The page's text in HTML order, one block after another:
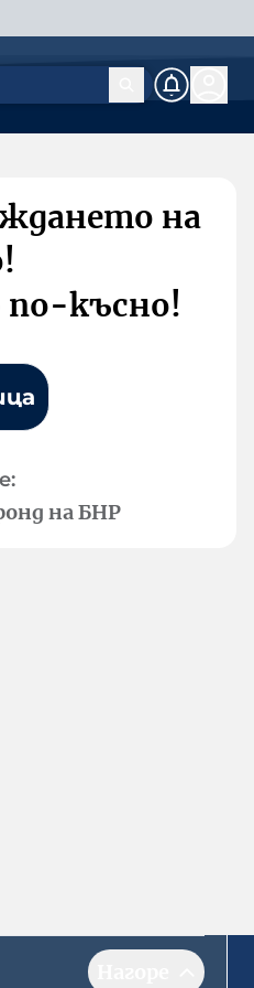
на
късно!
на БНР